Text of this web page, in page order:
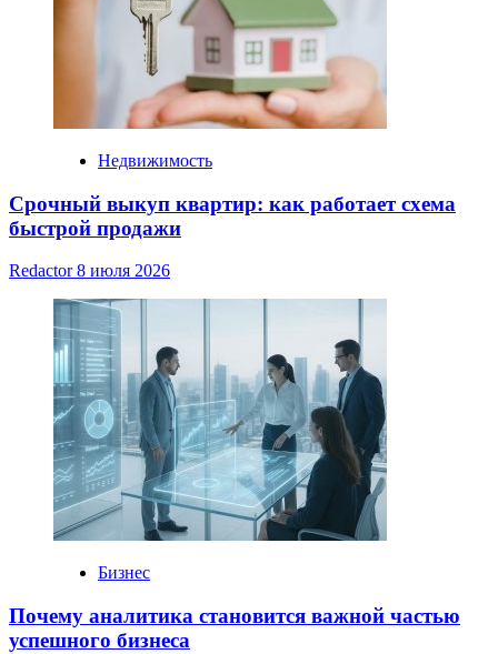
Недвижимость
Срочный выкуп квартир: как работает схема
быстрой продажи
Redactor8 июля 2026
Бизнес
Почему аналитика становится важной частью
успешного бизнеса